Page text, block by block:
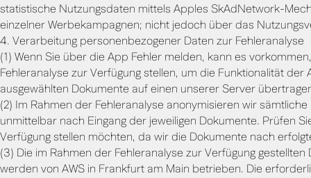
statistische Nutzungsdaten mittels Apples SkAdNetwork-
einzelner Werbekampagnen; nicht jedoch über das
4. Verarbeitung personenbezogener Daten zur Fehleranalyse
(1) Wenn Sie über die App Fehler melden, kann es
Fehleranalyse zur Verfügung stellen, um die Funktionalität
ausgewählten Dokumente auf einen unserer Server
(2) Im Rahmen der Fehleranalyse anonymisieren wir
unmittelbar nach Eingang der jeweiligen Dokumente. Prüfen
Verfügung stellen möchten, da wir die Dokumente nach
(3) Die im Rahmen der Fehleranalyse zur Verfügung
werden von AWS in Frankfurt am Main betrieben. Die